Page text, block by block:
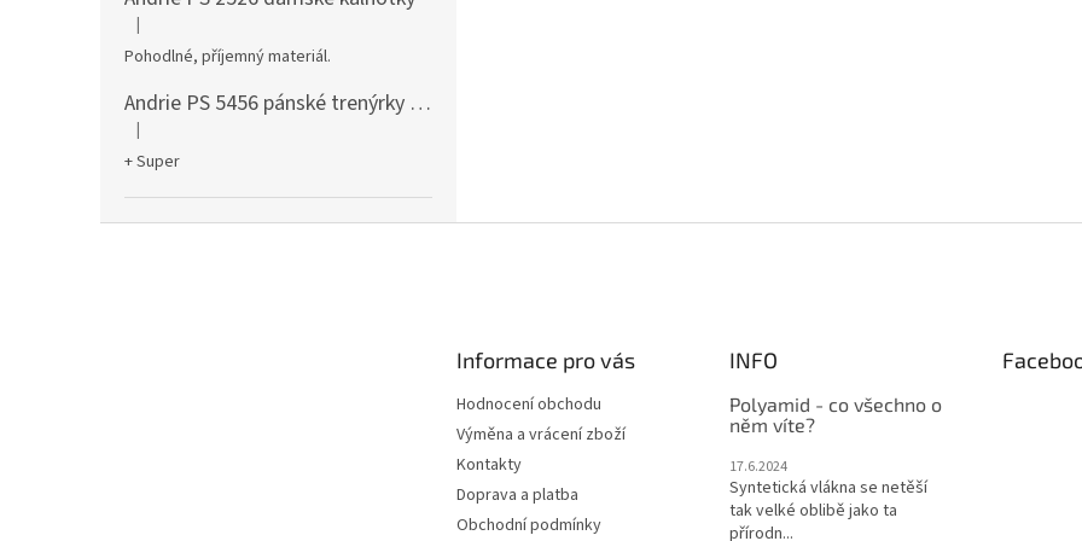
Hodnocení produktu je 5 z 5 hvězdiček.
|
Pohodlné, příjemný materiál.
Andrie PS 5456 pánské trenýrky černé
Hodnocení produktu je 5 z 5 hvězdiček.
|
+ Super
Informace pro vás
Hodnocení obchodu
Výměna a vrácení zboží
Kontakty
Doprava a platba
Obchodní podmínky
INFO
Polyamid - co všechno o
něm víte?
17.6.2024
Syntetická vlákna se netěší
tak velké oblibě jako ta
přírodn...